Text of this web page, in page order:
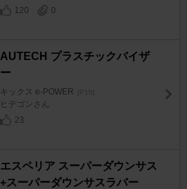
120
0
AUTECH プラスチックバイザ
ー
キックス e-POWER [P15]
ヒデゴンさん
23
エスペリア スーパーダウンサス
+スーパーダウンサスラバー